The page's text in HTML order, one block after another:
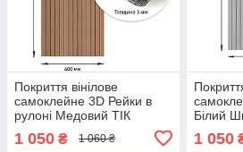
Покриття вінілове
самоклейне 3D Рейки в
рулоні Медовий ТІК
00002903
1 050 ₴ 1 060 ₴
Білий
1 050